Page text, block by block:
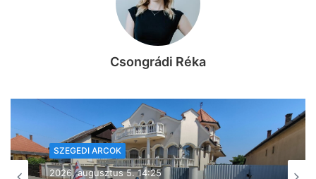
Csongrádi Réka
SZEGEDI ARCOK
2026, augusztus 5. 11:30